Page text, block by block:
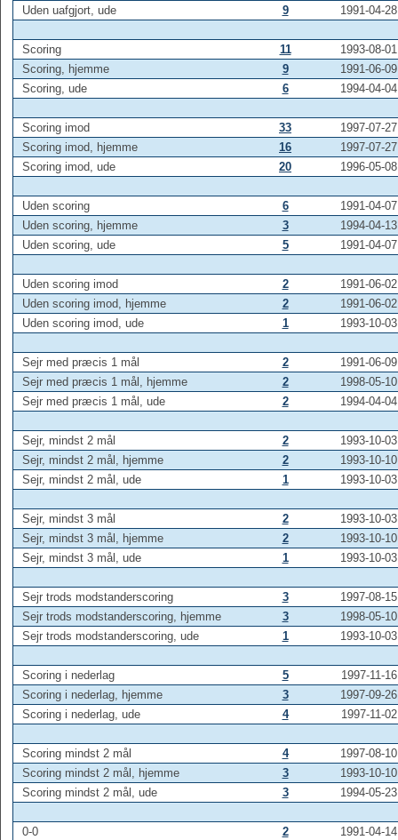
Uden uafgjort, ude
9 1991-04-28
Scoring 11
1993-08-01
Scoring, hjemme
9
1991-06-09
Scoring, ude
6 1994-04-04
Scoring imod 33
1997-07-27
Scoring imod, hjemme
16
1997-07-27
Scoring imod, ude
20 1996-05-08
Uden scoring 6
1991-04-07
Uden scoring, hjemme
3
1994-04-13
Uden scoring, ude
5 1991-04-07
Uden scoring imod 2
1991-06-02
Uden scoring imod, hjemme
2
1991-06-02
Uden scoring imod, ude
1 1993-10-03
Sejr med præcis 1 mål 2
1991-06-09
Sejr med præcis 1 mål, hjemme
2
1998-05-10
Sejr med præcis 1 mål, ude
2 1994-04-04
Sejr, mindst 2 mål 2
1993-10-03
Sejr, mindst 2 mål, hjemme
2
1993-10-10
Sejr, mindst 2 mål, ude
1 1993-10-03
Sejr, mindst 3 mål 2
1993-10-03
Sejr, mindst 3 mål, hjemme
2
1993-10-10
Sejr, mindst 3 mål, ude
1 1993-10-03
Sejr trods modstanderscoring 3
1997-08-15
Sejr trods modstanderscoring, hjemme
3
1998-05-10
Sejr trods modstanderscoring, ude
1 1993-10-03
Scoring i nederlag 5
1997-11-16
Scoring i nederlag, hjemme
3
1997-09-26
Scoring i nederlag, ude
4 1997-11-02
Scoring mindst 2 mål 4
1997-08-10
Scoring mindst 2 mål, hjemme
3
1993-10-10
Scoring mindst 2 mål, ude
3 1994-05-23
0-0 2
1991-04-14